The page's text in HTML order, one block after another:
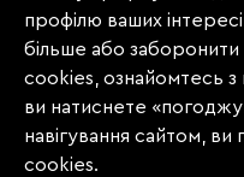
абзацу.
заборона на
(передрук,
інше
передруковувати
Матеріали з
профілю ваших
більше або заборонити
cookies, ознайомтесь
ви натиснете
навігування сайтом,
cookies.